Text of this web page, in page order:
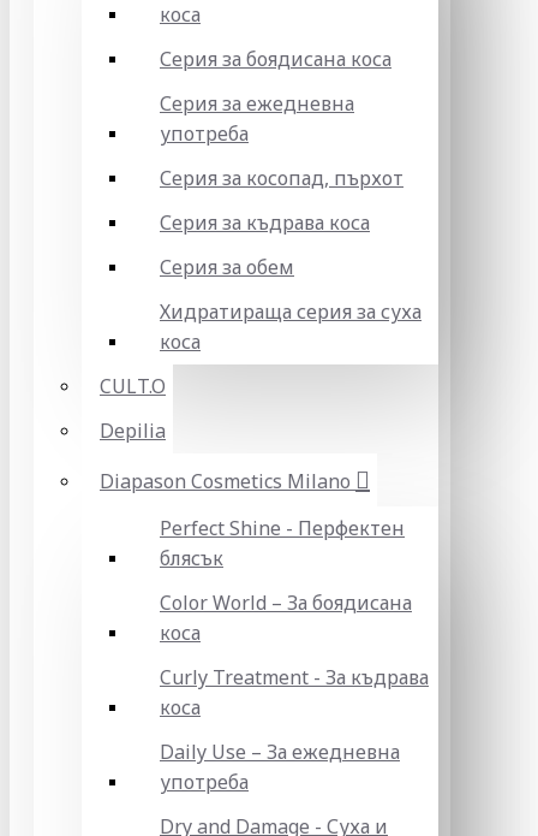
коса
Серия за боядисана коса
Серия за ежедневна
употреба
Серия за косопад, пърхот
Серия за къдрава коса
Серия за обем
Хидратираща серия за суха
коса
CULT.O
Depilia
Diapason Cosmetics Milano
Perfect Shine - Перфектен
блясък
Color World – За боядисана
коса
Curly Treatment - За къдрава
коса
Daily Use – За ежедневна
употреба
Dry and Damage - Суха и